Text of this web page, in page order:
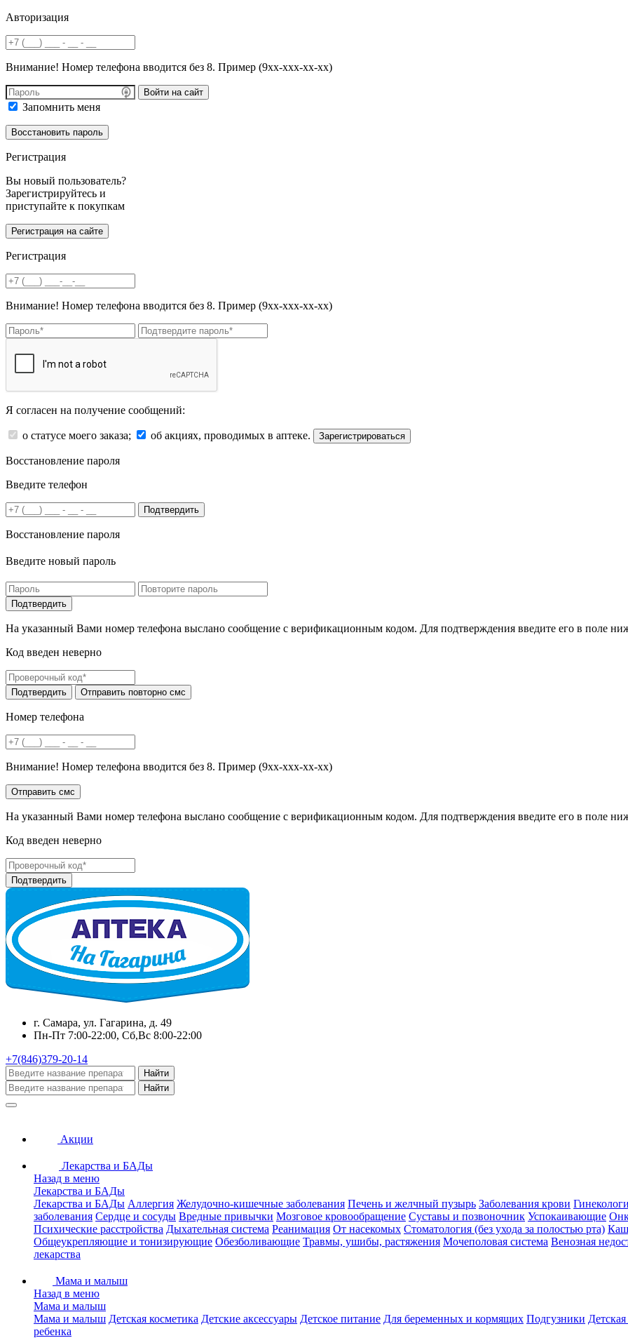
Авторизация
Внимание! Номер телефона вводится без 8. Пример (9хх-ххх-хх-хх)
Войти на сайт
Запомнить меня
Регистрация
Вы новый пользователь?
Зарегистрируйтесь и
приступайте к покупкам
Регистрация
Внимание! Номер телефона вводится без 8. Пример (9хх-ххх-хх-хх)
Я согласен на получение сообщений:
о статусе моего заказа; об акциях, проводимых в аптеке. Зарегистрироваться
Восстановление пароля
Введите телефон
Подтвердить
Восстановление пароля
Введите новый пароль
На указанный Вами номер телефона выслано сообщение с верификационным кодом. Для подтверждения введите его в поле
Код введен неверно
Номер телефона
Внимание! Номер телефона вводится без 8. Пример (9хх-ххх-хх-хх)
На указанный Вами номер телефона выслано сообщение с верификационным кодом. Для подтверждения введите его в поле
Код введен неверно
г. Самара, ул. Гагарина, д. 49
Пн-Пт 7:00-22:00, Сб,Вс 8:00-22:00
+7(846)379-20-14
Найти
Найти
Акции
Лекарства и БАДы
Назад в меню
Лекарства и БАДы
Лекарства и БАДы Аллергия Желудочно-кишечные заболевания Печень и желчный пузырь Заболевания крови
заболевания Сердце и сосуды Вредные привычки Мозговое кровообращение Суставы и позвоночник Успокаивающие
Психические расстройства Дыхательная система Реанимация От насекомых Стоматология (без ухода за полостью рта)
Общеукрепляющие и тонизирующие Обезболивающие Травмы, ушибы, растяжения Мочеполовая система Венозная
лекарства
Мама и малыш
Назад в меню
Мама и малыш
Мама и малыш Детская косметика Детские аксессуары Детское питание Для беременных и кормящих Подгузники
ребенка